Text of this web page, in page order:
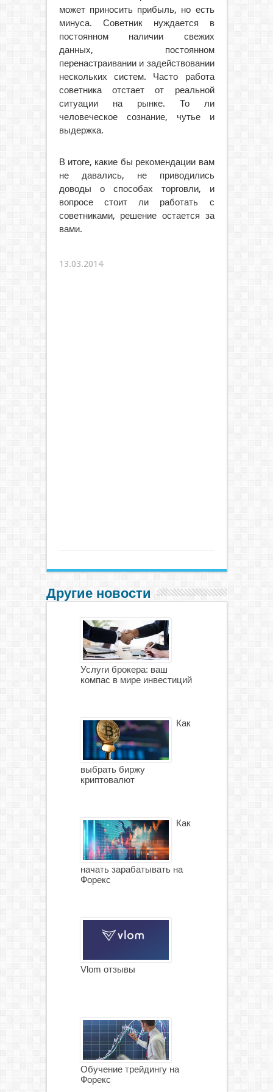
может приносить прибыль, но есть
минуса. Советник нуждается в
постоянном наличии свежих
данных, постоянном
перенастраивании и задействовании
нескольких систем. Часто работа
советника отстает от реальной
ситуации на рынке. То ли
человеческое сознание, чутье и
выдержка.
В итоге, какие бы рекомендации вам
не давались, не приводились
доводы о способах торговли, и
вопросе стоит ли работать с
советниками, решение остается за
вами.
13.03.2014
Другие новости
Услуги брокера: ваш
компас в мире инвестиций
Как
выбрать биржу
криптовалют
Как
начать зарабатывать на
Форекс
Vlom отзывы
Обучение трейдингу на
Форекс